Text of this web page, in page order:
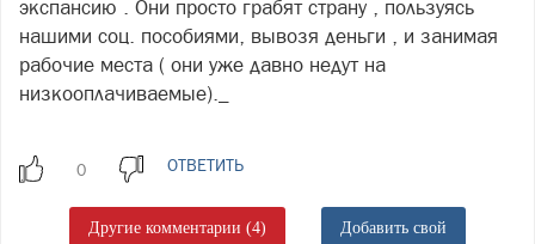
экспансию . Они просто грабят страну , пользуясь
нашими соц. пособиями, вывозя деньги , и занимая
рабочие места ( они уже давно недут на
низкооплачиваемые)._
ОТВЕТИТЬ
Другие комментарии (4) Добавить свой